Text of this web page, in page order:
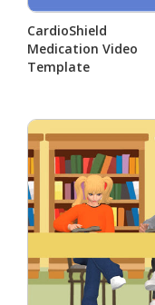
CardioShield
Medication Video
Template